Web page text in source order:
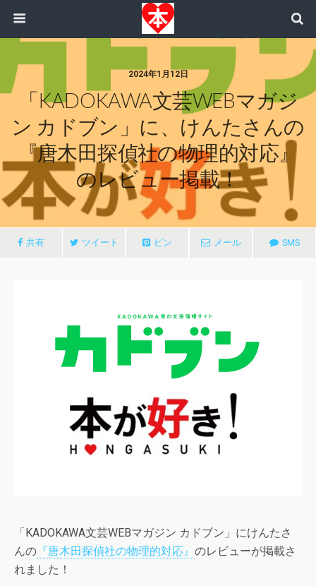
2024年1月12日
「KADOKAWA文芸WEBマガジ
ン カドブン」に、けんたさんの
『唐木田探偵社の物理的対応』
のレビュー掲載！
共有 ツイート ピン メール SMS
「KADOKAWA文芸WEBマガジン カドブン」にけんたさ
んの 『唐木田探偵社の物理的対応』 のレビューが掲載さ
れました！